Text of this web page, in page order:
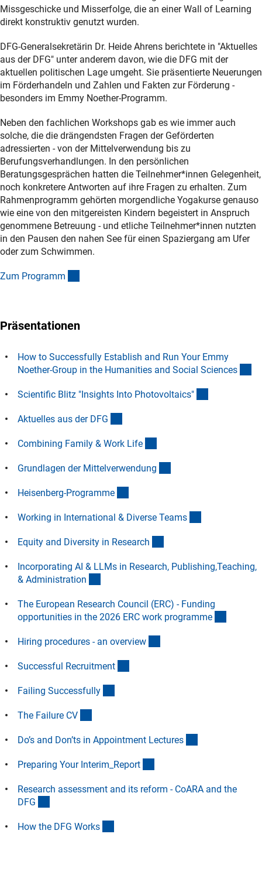
Missgeschicke und Misserfolge, die an einerWall of Learning
direkt konstruktiv genutzt wurden.
DFG-Generalsekretärin Dr. Heide Ahrens berichtete in "Aktuelles
aus der DFG" unter anderem davon, wie die DFG mit der
aktuellen politischen Lage umgeht. Sie präsentierte Neuerungen
im Förderhandeln und Zahlen und Fakten zur Förderung -
besonders im Emmy Noether-Programm.
Neben den fachlichen Workshops gab es wie immer auch
solche, die die drängendsten Fragen der Geförderten
adressierten - von der Mittelverwendung bis zu
Berufungsverhandlungen. In den persönlichen
Beratungsgesprächen hatten die Teilnehmer*innen Gelegenheit,
noch konkretere Antworten auf ihre Fragen zu erhalten. Zum
Rahmenprogramm gehörten morgendliche Yogakurse genauso
wie eine von den mitgereisten Kindern begeistert in Anspruch
genommene Betreuung - und etliche Teilnehmer*innen nutzten
in den Pausen den nahen See für einen Spaziergang am Ufer
oder zum Schwimmen.
Zum Programm
Präsentationen
How to Successfully Establish and Run Your Emmy
Noether-Group in the Humanities and Social Sciences
Scientific Blitz "Insights Into Photovoltaics"
Aktuelles aus der DFG
Combining Family & Work Life
Grundlagen der Mittelverwendung
Heisenberg-Programme
Working in International & Diverse Teams
Equity and Diversity in Research
Incorporating AI & LLMs in Research, Publishing,Teaching,
& Administration
The European Research Council (ERC) - Funding
opportunities in the 2026 ERC work programme
Hiring procedures - an overview
Successful Recruitment
Failing Successfull y
The Failure CV
Do’s and Don’ts in Appointment Lectures
Preparing Your Interim_Report
Research assessment and its reform - CoARA and the
DFG
How the DFG Works